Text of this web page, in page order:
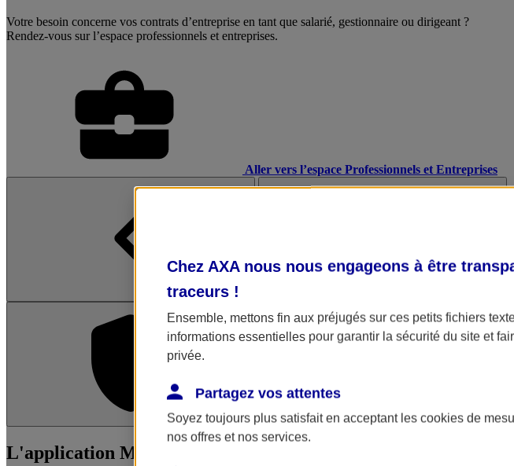
Votre besoin concerne vos contrats d’entreprise en tant que salarié, gestionnaire ou dirigeant ?
Rendez-vous sur l’espace professionnels et entreprises.
Aller vers l’espace Professionnels et Entreprises
L'application Mon AXA Assurance
L'application Mon AXA Assurance, tous vos contrats en poche !
Chez AXA nous nous engageons à être
traceurs !
Ensemble, mettons fin aux préjugés sur ces petits fichiers
informations essentielles pour garantir la sécurité du site et
privée.
Partagez vos attentes
Soyez toujours plus satisfait en acceptant les cookies de
nos offres et nos services.